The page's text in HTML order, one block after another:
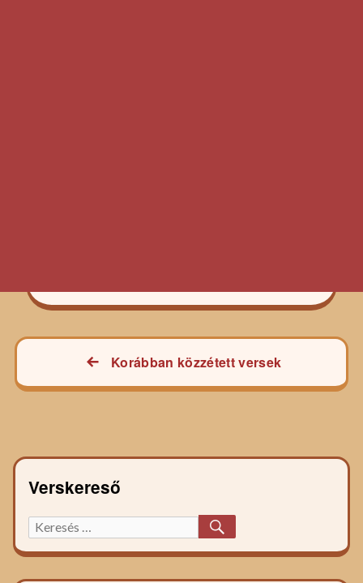
Bejegyzés
navigáció
Korábban közzétett versek
Verskereső
Keresett
főzelék